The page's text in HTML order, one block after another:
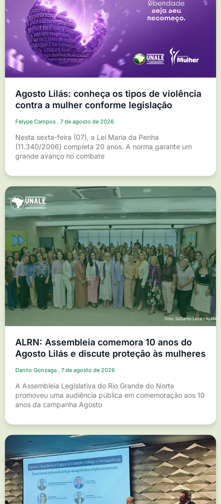
Agosto Lilás: conheça os tipos de violência
contra a mulher conforme legislação
Felype Campos 7 de agosto de 2026
Nesta sexta-feira (07), a Lei Maria da Penha
(11.340/2006) completa 20 anos. A norma garante um
grande avanço no combate
ALRN: Assembleia comemora 10 anos do
Agosto Lilás e discute proteção às mulheres
Danilo Gonzaga 7 de agosto de 2026
A Assembleia Legislativa do Rio Grande do Norte
promoveu uma audiência pública em comemoração aos 10
anos da campanha Agosto